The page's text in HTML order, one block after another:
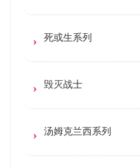
死或生系列
毁灭战士
汤姆克兰西系列